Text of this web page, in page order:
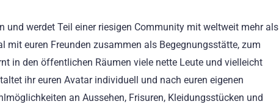
und werdet Teil einer riesigen Community mit weltweit mehr als
euren Freunden zusammen als Begegnungsstätte, zum
in den öffentlichen Räumen viele nette Leute und vielleicht
ihr euren Avatar individuell und nach euren eigenen
an Aussehen, Frisuren, Kleidungsstücken und